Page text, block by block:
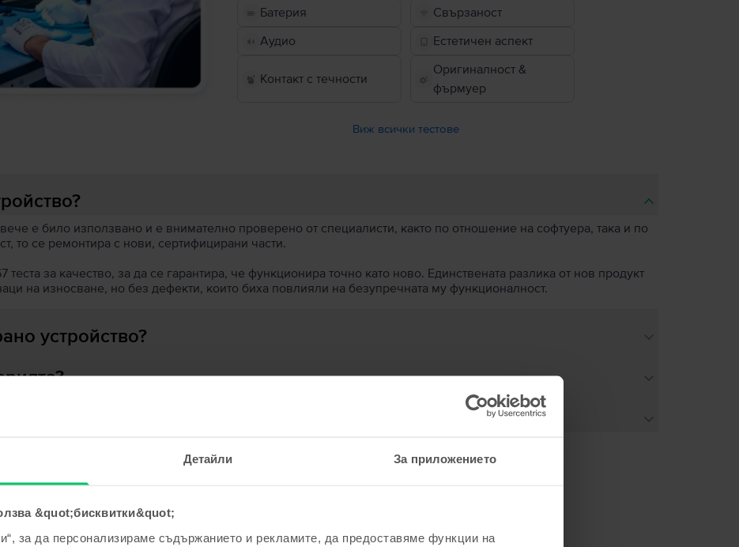
Детайли За приложението
&quot;бисквитки&quot;
за да персонализираме съдържанието и рекламите, да предоставяме функции на
Батерия
Свързаност
Аудио
Естетичен аспект
Контакт с течности
Оригиналност &
фърмуер
Виж всички тестове
е било използвано и е внимателно проверено от специалисти, както по отношение на софтуера, така и по
то се ремонтира с нови, сертифицирани части.
за качество, за да се гарантира, че функционира точно като ново. Единствената разлика от нов продукт
на износване, но без дефекти, които биха повлияли на безупречната му функционалност.
устройство?
Сходни продукти с твоето търсене